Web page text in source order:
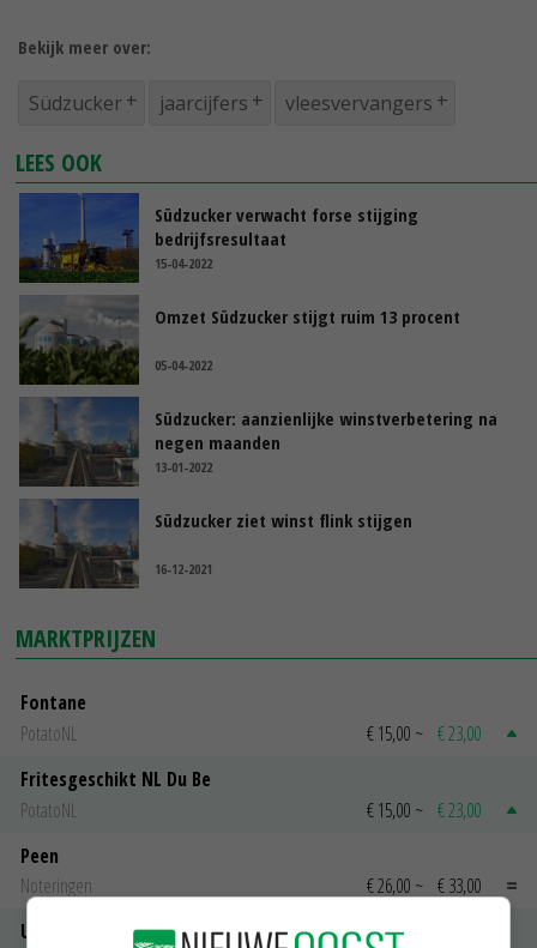
Bekijk meer over:
Südzucker jaarcijfers vleesvervangers
LEES OOK
Südzucker verwacht forse stijging
bedrijfsresultaat
15-04-2022
Omzet Südzucker stijgt ruim 13 procent
05-04-2022
Südzucker: aanzienlijke winstverbetering na
negen maanden
13-01-2022
Südzucker ziet winst flink stijgen
16-12-2021
MARKTPRIJZEN
Fontane
PotatoNL
€ 15,00 ~ € 23,00
Fritesgeschikt NL Du Be
PotatoNL
€ 15,00 ~ € 23,00
Peen
Noteringen
€ 26,00 ~ € 33,00
Uien Middenmeer Geel 30-60% grof